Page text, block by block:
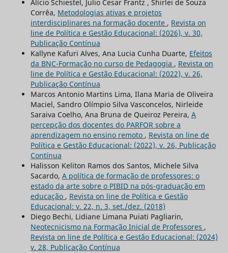
Alício Schiestel, Julio Cesar Frantz , Shirlei de Souza
Corrêa, Metodologias ativas e projetos
interdisciplinares na formação docente , Revista on
line de Política e Gestão Educacional: (2026), v. 30,
Publicação Contínua
Kallyne Kafuri Alves, Ana Lucia Cunha Duarte, Efeitos
da BNC-Formação no curso de Pedagogia , Revista on
line de Política e Gestão Educacional: (2022), v. 26,
Publicação Contínua
Marcos Antonio Martins Lima, Ilana Maria de Oliveira
Maciel, Sandro Olímpio Silva Vasconcelos, Nirleide
Saraiva Coelho, Ana Bruna de Queiroz Pereira, A
percepção dos docentes do PARFOR sobre a
aprendizagem no ensino remoto , Revista on line de
Política e Gestão Educacional: (2022), v. 26, Publicação
Contínua
Halisson Keliton Ramos dos Santos, Michele Silva
Sacardo, A política de formação de professores: o
estado da arte sobre o PIBID na pós-graduação em
educação , Revista on line de Política e Gestão
Educacional: v. 22, n. 3, set./dez. (2018)
Diego Bechi, Lidiane Limana Puiati Pagliarin,
Neotecnicismo na Formação Inicial de Professores ,
Revista on line de Política e Gestão Educacional: (2024)
v. 28, Publicação Contínua